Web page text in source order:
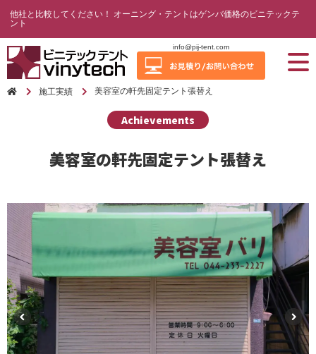
他社と比較してください！ オーニング・テントはゲンバ価格のビニテックテ
ント
info@pij-tent.com
施工実績 美容室の軒先固定テント張替え
Achievements
美容室の軒先固定テント張替え